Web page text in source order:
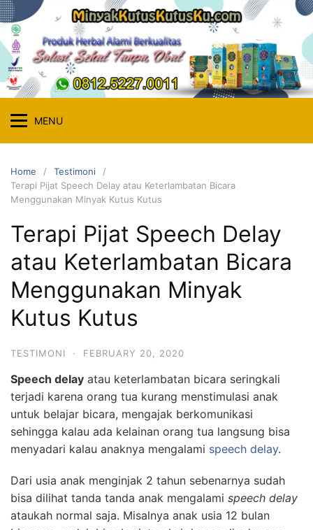
Skip
to
content
MENU
Home
Testimoni
Terapi Pijat Speech Delay atau Keterlambatan Bicara
Menggunakan Minyak Kutus Kutus
Terapi Pijat Speech Delay
atau Keterlambatan Bicara
Menggunakan Minyak
Kutus Kutus
TESTIMONI · FEBRUARY 20, 2020
Speech delay atau keterlambatan bicara seringkali
terjadi karena orang tua kurang menstimulasi anak
untuk belajar bicara, mengajak berkomunikasi
sehingga kalau ada kelainan orang tua langsung bisa
menyadari kalau anaknya mengalami speech delay.
Dari usia anak menginjak 2 tahun sebenarnya sudah
bisa dilihat tanda tanda anak mengalami speech delay
ataukah normal saja. Misalnya anak usia 12 bulan